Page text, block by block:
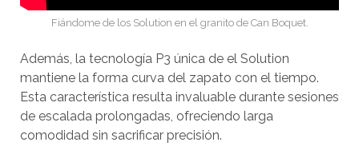
Fiándome de los Solution en el granito de Can Boquet.
Además, la tecnología P3 única de el Solution
mantiene la forma curva del zapato con el tiempo.
Esta característica resulta invaluable durante sesiones
de escalada prolongadas, ofreciendo larga
comodidad sin sacrificar precisión.